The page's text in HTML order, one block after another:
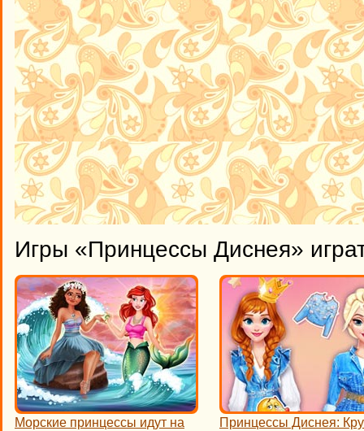
Игры «Принцессы Диснея»
Морские принцессы идут на
Принцессы Диснея: